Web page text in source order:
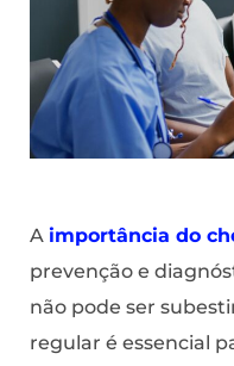
A importância do
prevenção e
não pode ser
regular é essencial